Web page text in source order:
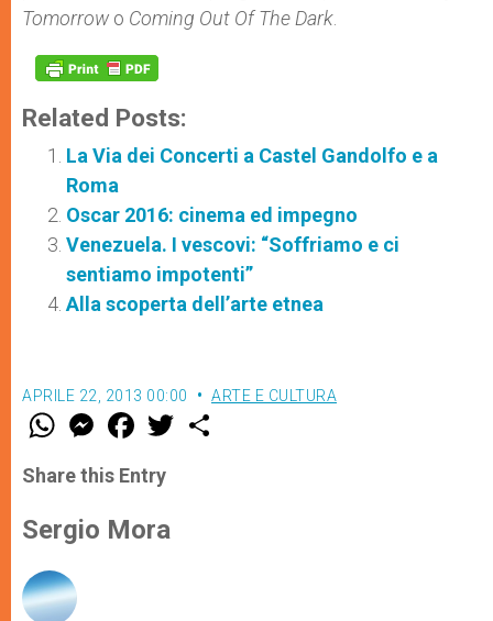
Tomorrow o Coming Out Of The Dark
Related Posts:
La Via dei Concerti a Castel Gandolfo e a
Roma
Oscar 2016: cinema ed impegno
Venezuela. I vescovi: “Soffriamo e ci
sentiamo impotenti”
Alla scoperta dell’arte etnea
APRILE 22, 2013 00:00 ARTE E CULTURA
W
t
s
p
p
M
e
s
e
g
e
F
a
e
b
o
k
w
Share this Entry
Sergio Mora